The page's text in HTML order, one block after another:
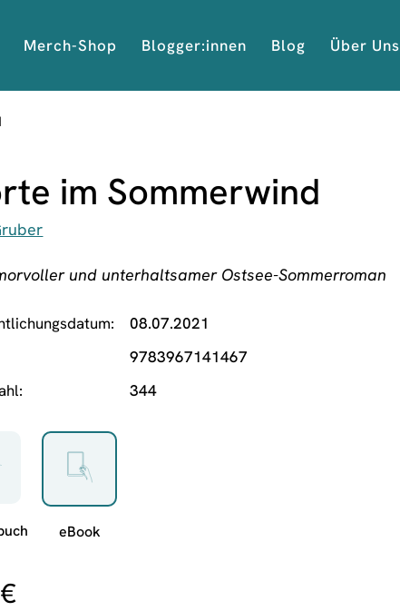
Merch-Shop Blogger:innen Blog Über Uns
im Sommerwind
und unterhaltsamer Ostsee-Sommerroman
08.07.2021
9783967141467
344
€